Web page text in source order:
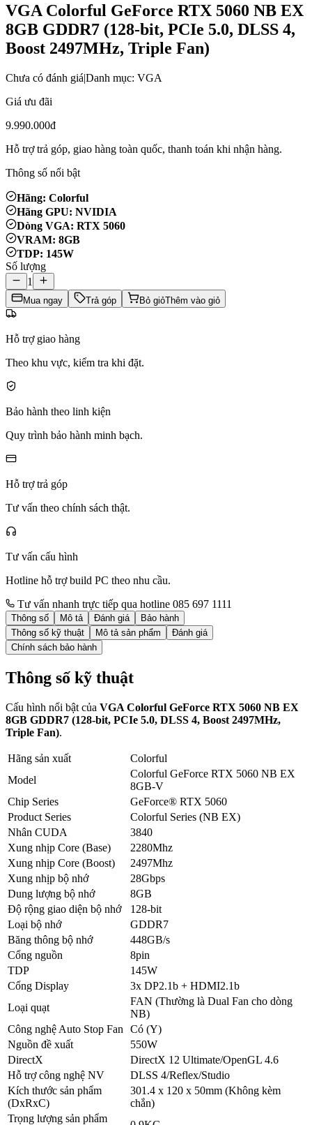
VGA Colorful GeForce RTX 5060 NB EX
8GB GDDR7 (128-bit, PCIe 5.0, DLSS 4,
Boost 2497MHz, Triple Fan)
Chưa có đánh giá|Danh mục: VGA
Giá ưu đãi
9.990.000đ
Hỗ trợ trả góp, giao hàng toàn quốc, thanh toán khi nhận hàng.
Thông số nổi bật
Hãng: Colorful
Hãng GPU: NVIDIA
Dòng VGA: RTX 5060
VRAM: 8GB
TDP: 145W
Số lượng
1
Mua ngay Trả góp Bỏ giỏThêm vào giỏ
Hỗ trợ giao hàng
Theo khu vực, kiểm tra khi đặt.
Bảo hành theo linh kiện
Quy trình bảo hành minh bạch.
Hỗ trợ trả góp
Tư vấn theo chính sách thật.
Tư vấn cấu hình
Hotline hỗ trợ build PC theo nhu cầu.
Tư vấn nhanh trực tiếp qua hotline 085 697 1111
Thông số Mô tả Đánh giá
Bảo hành
Thông số kỹ thuật
Mô tả sản phẩm
Đánh giá
Chính sách bảo hành
Thông số kỹ thuật
Cấu hình nổi bật của VGA Colorful GeForce RTX 5060 NB EX
8GB GDDR7 (128-bit, PCIe 5.0, DLSS 4, Boost 2497MHz,
Triple Fan).
Hãng sản xuất
Colorful
Model
Colorful GeForce RTX 5060 NB EX
8GB-V
Chip Series
GeForce® RTX 5060
Product Series
Colorful Series (NB EX)
Nhân CUDA
3840
Xung nhịp Core (Base)
2280Mhz
Xung nhịp Core (Boost)
2497Mhz
Xung nhịp bộ nhớ
28Gbps
Dung lượng bộ nhớ
8GB
Độ rộng giao diện bộ nhớ
128-bit
Loại bộ nhớ
GDDR7
Băng thông bộ nhớ
448GB/s
Cổng nguồn
8pin
TDP
145W
Cổng Display
3x DP2.1b + HDMI2.1b
Loại quạt
FAN (Thường là Dual Fan cho dòng
NB)
Công nghệ Auto Stop Fan
Có (Y)
Nguồn đề xuất
550W
DirectX
DirectX 12 Ultimate/OpenGL 4.6
Hỗ trợ công nghệ NV
DLSS 4/Reflex/Studio
Kích thước sản phẩm
(DxRxC)
301.4 x 120 x 50mm (Không kèm
chắn)
Trọng lượng sản phẩm